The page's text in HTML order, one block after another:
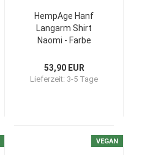
HempAge Hanf
Langarm Shirt
Naomi - Farbe
und Bio-Baumwolle
53,90 EUR
Lieferzeit: 3-5 Tage
VEGAN